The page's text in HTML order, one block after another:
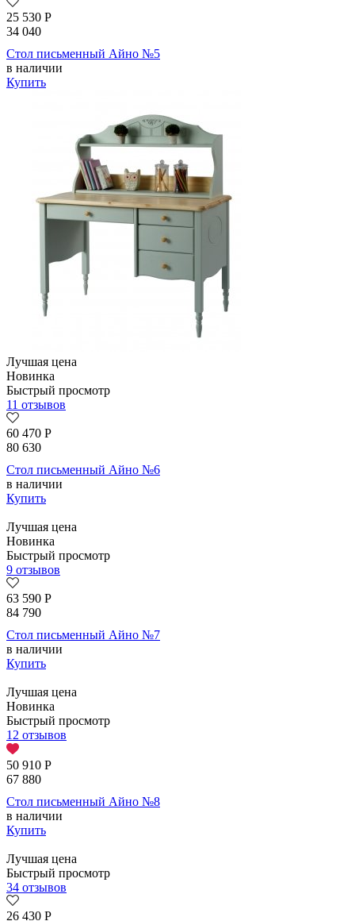
25 530 Р
34 040
Стол письменный Айно №5
в наличии
Купить
Лучшая цена
Новинка
Быстрый просмотр
11 отзывов
60 470 Р
80 630
Стол письменный Айно №6
в наличии
Купить
Лучшая цена
Новинка
Быстрый просмотр
9 отзывов
63 590 Р
84 790
Стол письменный Айно №7
в наличии
Купить
Лучшая цена
Новинка
Быстрый просмотр
12 отзывов
50 910 Р
67 880
Стол письменный Айно №8
в наличии
Купить
Лучшая цена
Быстрый просмотр
34 отзывов
26 430 Р